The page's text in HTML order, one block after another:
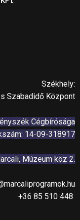
Székhely:
Szabadidő Központ
Cégbírósága
14-09-318917
Múzeum köz 2.
+36 85 510 448